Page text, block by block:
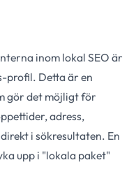
inom lokal SEO är
profil. Detta är en
gör det möjligt för
adress,
i sökresultaten. En
upp i "lokala paket"